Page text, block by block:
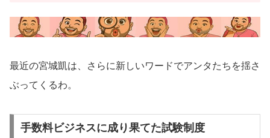
最近の宮城凱は、さらに新しいワードでアンタたちを揺さ
ぶってくるわ。
手数料ビジネスに成り果てた試験制度